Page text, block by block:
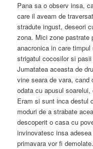
Pana sa o observ insa,
care il aveam de
stradute ingust, deseori
zona. Mici zone pastrate
anacronica in care
strigatul cocosilor si
Jumatatea aceasta de
vine seara de vara, cand
odata cu apusul
Eram si sunt inca destul
moduri de a strabate
descoperit o casa cu
invinovatesc insa
primavara vor fi demolate.